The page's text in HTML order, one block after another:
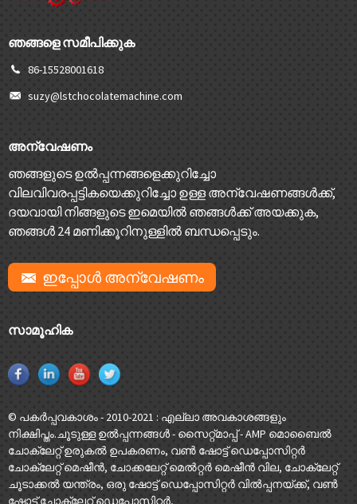
ഞങ്ങളെ സമീപിക്കുക
86-15528001618
suzy@lstchocolatemachine.com
അന്വേഷണം
ഞങ്ങളുടെ ഉൽപ്പന്നങ്ങളെക്കുറിച്ചോ
വിലവിവരപ്പട്ടികയെക്കുറിച്ചോ ഉള്ള അന്വേഷണങ്ങൾക്ക്,
ദയവായി നിങ്ങളുടെ ഇമെയിൽ ഞങ്ങൾക്ക് അയക്കുക,
ഞങ്ങൾ 24 മണിക്കൂറിനുള്ളിൽ ബന്ധപ്പെടും.
ഇപ്പോൾ അന്വേഷണം
സാമൂഹിക
© പകർപ്പവകാശം - 2010-2021 : എല്ലാ അവകാശങ്ങളും
നിക്ഷിപ്തം.ചൂടുള്ള ഉൽപ്പന്നങ്ങൾ- സൈറ്റ്മാപ്പ്-AMP മൊബൈൽ
ചോക്ലേറ്റ് ഉരുകൽ ഉപകരണം, വൺ ഷോട്ട് ഡെപ്പോസിറ്റർ
ചോക്ലേറ്റ് മെഷീൻ, ചോക്കലേറ്റ് മെൽറ്റർ മെഷീൻ വില, ചോക്ലേറ്റ്
ചൂടാക്കൽ യന്ത്രം, ഒരു ഷോട്ട് ഡെപ്പോസിറ്റർ വിൽപ്പനയ്ക്ക്, വൺ
ഷോട്ട് ചോക്ലേറ്റ് ഡെപ്പോസിറ്റർ,